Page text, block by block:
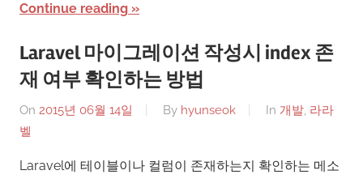
Continue reading
Laravel 마이그레이션 작성시 index 존
재 여부 확인하는 방법
On 2015년 06월 14일 By hyunseok In 개발, 라라
벨
Laravel에 테이블이나 컬럼이 존재하는지 확인하는 메소